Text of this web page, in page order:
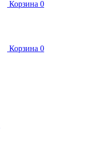
Корзина 0
Корзина 0